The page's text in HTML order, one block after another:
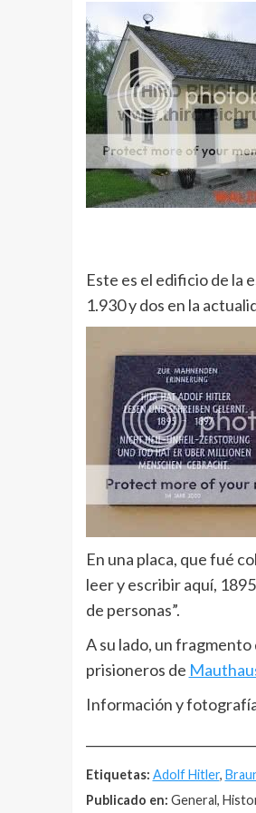
Este es el edificio de la
1.930 y dos en la
En una placa, que fué
leer y escribir aquí,
de personas”.
A su lado, un
prisioneros de
Información y
Etiquetas: Adolf Hitler,
Publicado en: General,